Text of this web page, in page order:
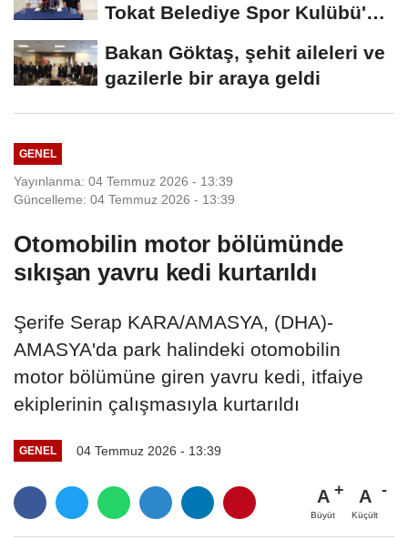
Tokat Belediye Spor Kulübü'ne
Bakan Göktaş, şehit aileleri ve
gazilerle bir araya geldi
GENEL
Yayınlanma: 04 Temmuz 2026 - 13:39
Güncelleme: 04 Temmuz 2026 - 13:39
Otomobilin motor bölümünde
sıkışan yavru kedi kurtarıldı
Şerife Serap KARA/AMASYA, (DHA)-
AMASYA'da park halindeki otomobilin
motor bölümüne giren yavru kedi, itfaiye
ekiplerinin çalışmasıyla kurtarıldı
GENEL 04 Temmuz 2026 - 13:39
A
Büyüt
A
Küçült